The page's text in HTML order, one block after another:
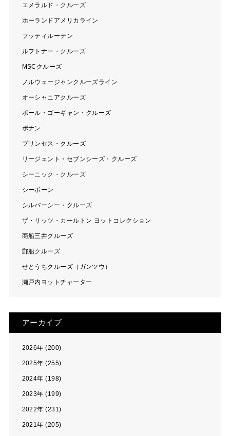
エメラルド・クルーズ
ホーランドアメリカライン
フッティルーテン
ルフトナー・クルーズ
MSCクルーズ
ノルウェージャンクルーズライン
オーシャニアクルーズ
ポール・ゴーギャン・クルーズ
ポナン
プリンセス・クルーズ
リージェント・セブンシーズ・クルーズ
シーニック・クルーズ
シーボーン
シルバーシー・クルーズ
ザ・リッツ・カールトン ヨットコレクション
商船三井クルーズ
郵船クルーズ
せとうちクルーズ（ガンツウ）
瀬戸内ヨットチャーター
アーカイブ
2026年 (200)
2025年 (255)
2024年 (198)
2023年 (199)
2022年 (231)
2021年 (205)